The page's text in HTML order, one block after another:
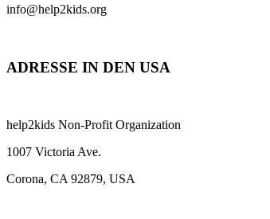
info@help2kids.org
ADRESSE IN DEN USA
help2kids Non-Profit Organization
1007 Victoria Ave.
Corona, CA 92879, USA